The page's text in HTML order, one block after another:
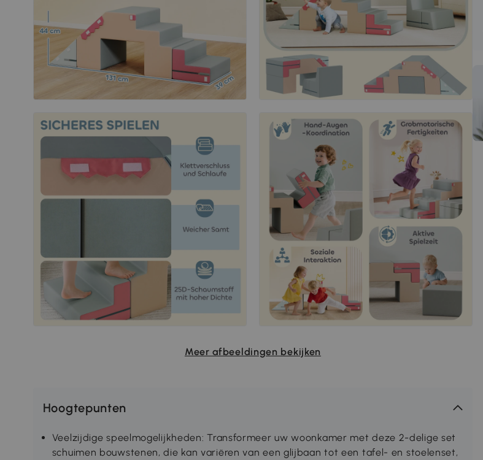
Meer afbeeldingen bekijken
Hoogtepunten
Veelzijdige speelmogelijkheden: Transformeer uw woonkamer met deze 2-delige set
schuimen bouwstenen, die kan variëren van een glijbaan tot een tafel- en stoelenset,